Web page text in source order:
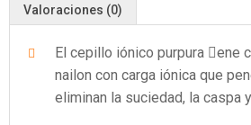
Valoraciones (0)
El cepillo iónico purpura 􀢼ene
nailon con carga iónica que
eliminan la suciedad, la caspa